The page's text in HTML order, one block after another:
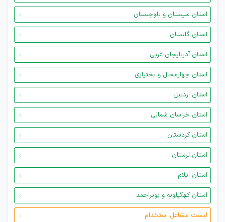
استان سیستان و بلوچستان
استان گلستان
استان آذربایجان غربی
استان چهارمحال و بختیاری
استان اردبیل
استان خراسان شمالی
استان کردستان
استان لرستان
استان ایلام
استان کهگیلویه و بویراحمد
لیست مشاغل استخدام